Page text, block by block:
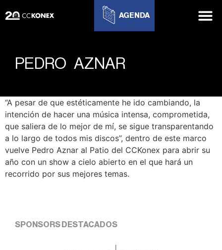
AGENDA
PEDRO AZNAR
“A pesar de que estéticamente he ido cambiando, la
intención de hacer una música intensa, comprometida,
que saliera de lo mejor de mí, se sigue transparentando
a lo largo de todos mis discos”, dentro de este marco
vuelve Pedro Aznar al Patio del CCKonex para abrir su
año con un show a cielo abierto en el que hará un
recorrido por sus mejores temas.
SPONSORS DESTACADOS